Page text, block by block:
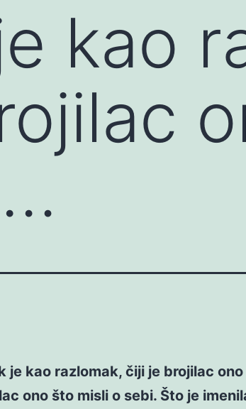
kao
je kao razlomak, čiji je brojilac
ono što misli o sebi. Što je